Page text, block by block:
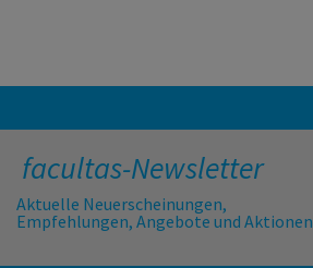
facultas-Newsletter
Aktuelle Neuerscheinungen,
Empfehlungen, Angebote und Aktionen